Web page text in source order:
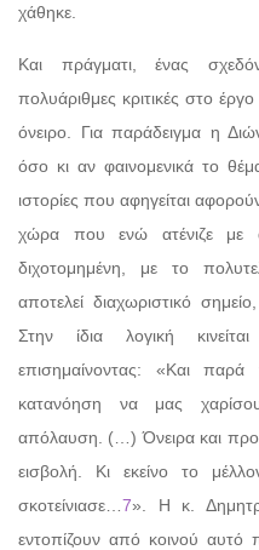
χάθηκε.
Και πράγματι, ένας
πολυάριθμες κριτικές στο
όνειρο. Για παράδειγμα η
όσο κι αν φαινομενικά το
ιστορίες που αφηγείται
χώρα που ενώ ατένιζε με
διχοτομημένη, με το
αποτελεί διαχωριστικό
Στην ίδια λογική
επισημαίνοντας: «Και
κατανόηση να μας
απόλαυση. (…) Όνειρα και
εισβολή. Κι εκείνο το
σκοτείνιασε… 7». Η κ.
εντοπίζουν από κοινού